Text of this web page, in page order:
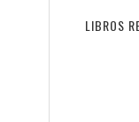
LIBROS